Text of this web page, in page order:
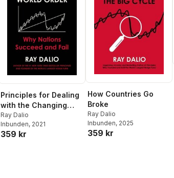
Principles for Dealing
with the Changing
World Order
Ray Dalio
Inbunden, 2021
359 kr
How Countries Go
Broke
Ray Dalio
Inbunden, 2025
359 kr